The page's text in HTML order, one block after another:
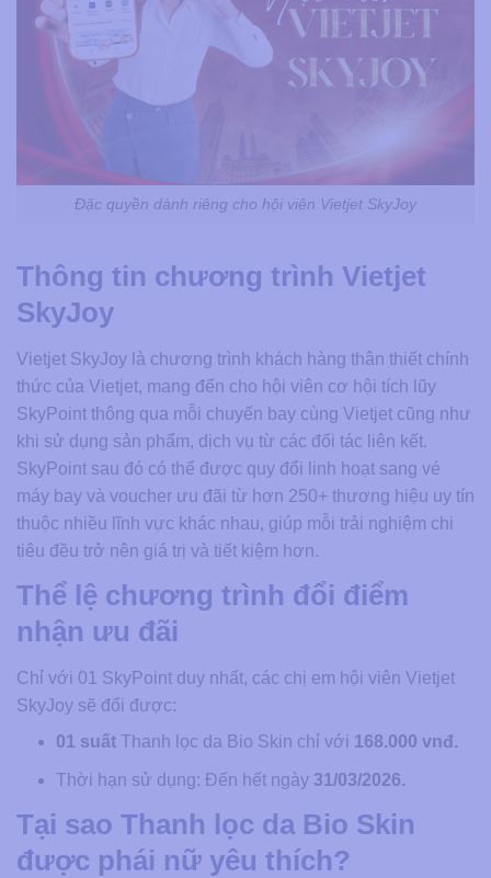
Đặc quyền dành riêng cho hội viên Vietjet SkyJoy
Thông tin chương trình Vietjet
SkyJoy
Vietjet SkyJoy là chương trình khách hàng thân thiết chính
thức của Vietjet, mang đến cho hội viên cơ hội tích lũy
SkyPoint thông qua mỗi chuyến bay cùng Vietjet cũng như
khi sử dụng sản phẩm, dịch vụ từ các đối tác liên kết.
SkyPoint sau đó có thể được quy đổi linh hoạt sang vé
máy bay và voucher ưu đãi từ hơn 250+ thương hiệu uy tín
thuộc nhiều lĩnh vực khác nhau, giúp mỗi trải nghiệm chi
tiêu đều trở nên giá trị và tiết kiệm hơn.
Thể lệ chương trình đổi điểm
nhận ưu đãi
Chỉ với 01 SkyPoint duy nhất, các chị em hội viên Vietjet
SkyJoy sẽ đổi được:
01 suất Thanh lọc da Bio Skin chỉ với 168.000 vnđ.
Thời hạn sử dụng: Đến hết ngày 31/03/2026.
Tại sao Thanh lọc da Bio Skin
được phái nữ yêu thích?